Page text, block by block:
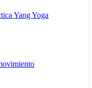
Yang Yoga